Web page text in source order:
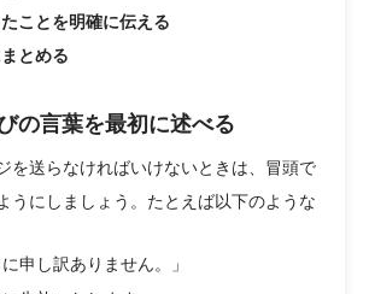
ことを明確に伝える
とめる
言葉を最初に述べる
を送らなければいけないときは、冒頭で
うにしましょう。たとえば以下のような
申し訳ありません。」